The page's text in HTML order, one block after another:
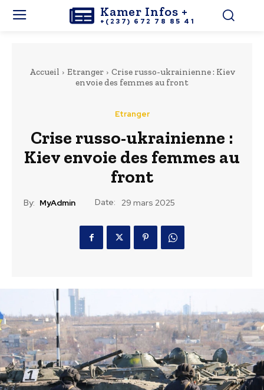
Kamer Infos +
+(237) 672 78 85 41
Accueil Etranger
Crise russo-ukrainienne : Kiev
envoie des femmes au front
Etranger
Crise russo-ukrainienne :
Kiev envoie des femmes au
front
By: MyAdmin Date: 29 mars 2025